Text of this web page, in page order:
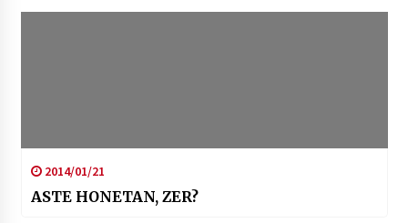
2014/01/21
ASTE HONETAN, ZER?